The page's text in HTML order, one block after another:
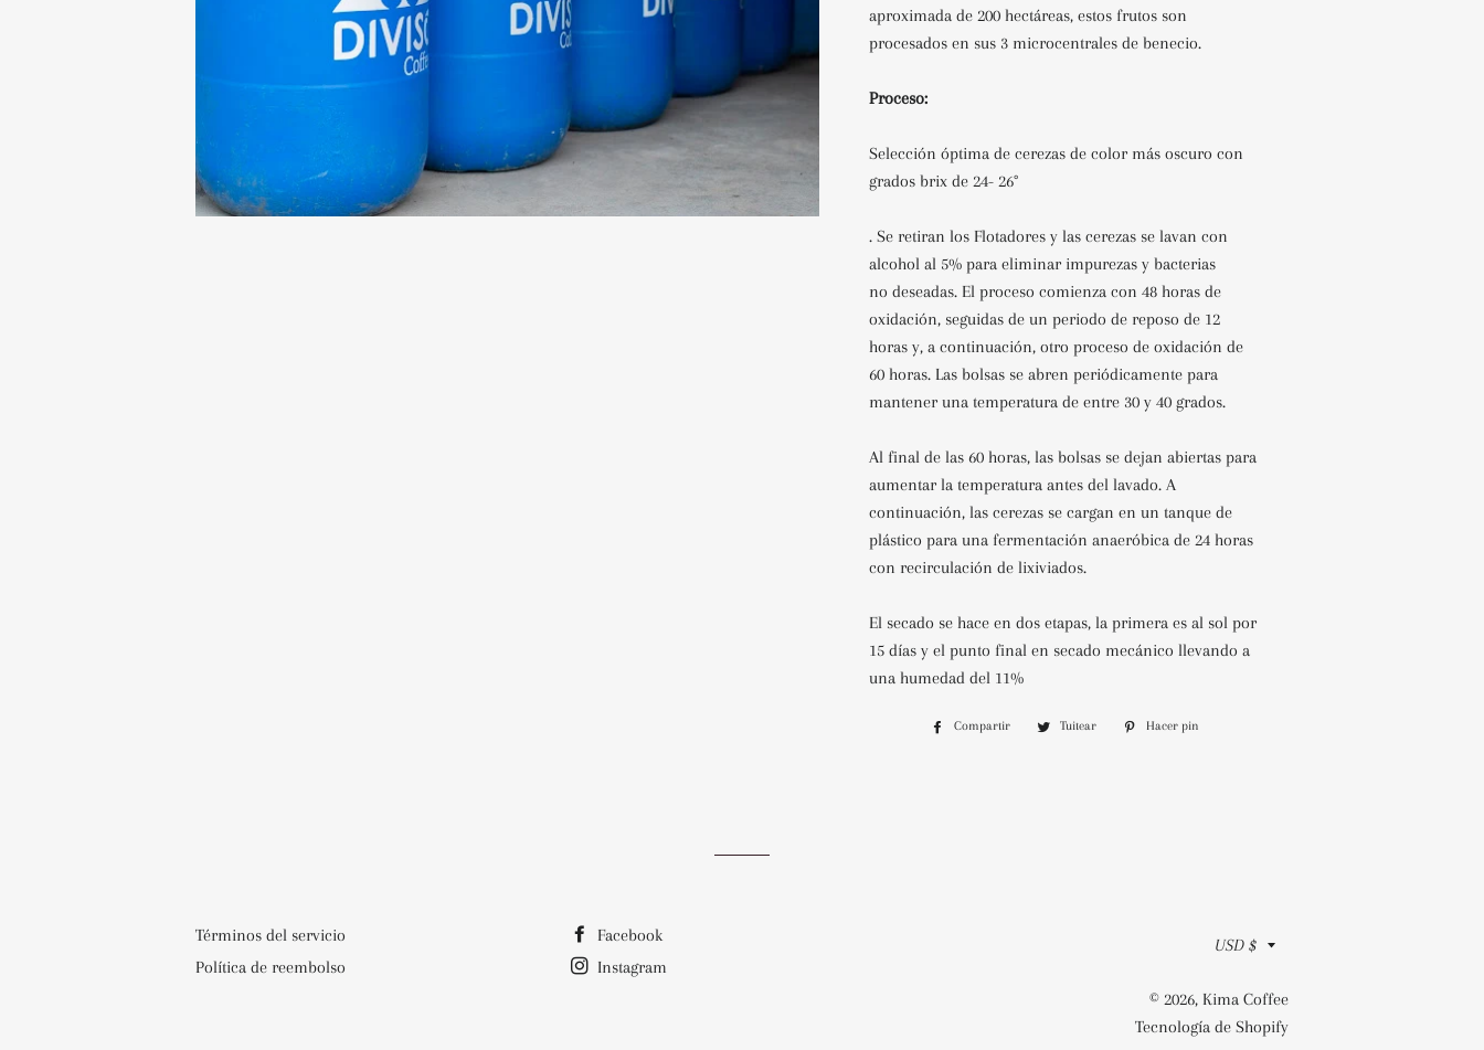
aproximada de 200 hectáreas, estos frutos son
procesados en sus 3 microcentrales de benecio.
Proceso:
Selección óptima de cerezas de color más oscuro con
grados brix de 24- 26°
. Se retiran los Flotadores y las cerezas se lavan con
alcohol al 5% para eliminar impurezas y bacterias
no deseadas. El proceso comienza con 48 horas de
oxidación, seguidas de un periodo de reposo de 12
horas y, a continuación, otro proceso de oxidación de
60 horas. Las bolsas se abren periódicamente para
mantener una temperatura de entre 30 y 40 grados.
Al final de las 60 horas, las bolsas se dejan abiertas para
aumentar la temperatura antes del lavado. A
continuación, las cerezas se cargan en un tanque de
plástico para una fermentación anaeróbica de 24 horas
con recirculación de lixiviados.
El secado se hace en dos etapas, la primera es al sol por
15 días y el punto final en secado mecánico llevando a
una humedad del 11%
Compartir
CompartirTuitear
Tuitear
Hacer pin
Términos del servicio
Política de reembolso
Facebook
Instagram
Moneda
USD $
© 2026, Kima Coffee
Tecnología de Shopify